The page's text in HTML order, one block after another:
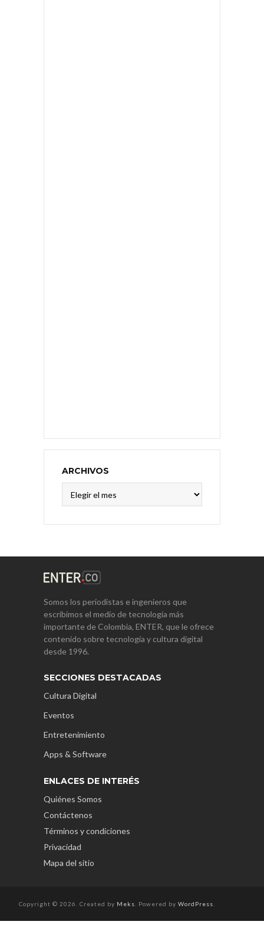
ARCHIVOS
Somos los periodistas e ingenieros que
escribimos el medio de tecnología más
importante de Colombia, ENTER, que le ofrece
contenido sobre tecnología y cultura digital
desde 1996.
SECCIONES DESTACADAS
Cultura Digital
Eventos
Entretenimiento
Apps & Software
ENLACES DE INTERÉS
Quiénes Somos
Contáctenos
Términos y condiciones
Privacidad
Mapa del sitio
Copyright © 2026. Created by Meks . Powered by WordPress